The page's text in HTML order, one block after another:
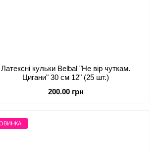
Латексні кульки Belbal "Не вір чуткам.
Цигани" 30 см 12" (25 шт.)
200.00 грн